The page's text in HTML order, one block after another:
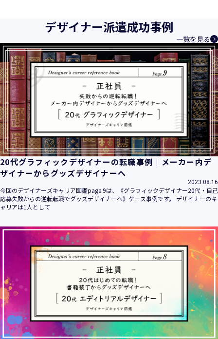
様、お取引先関係者の個人情報及び特定個人情報などを、人
材派遣サービス、人材紹介サービス、請負サービス、その
他、利用者の皆さまの「活躍の場の創造」と「就業の機会の
創出」に利用しています。また、従業者の情報及び特定個人
情報などを従業者管理に利用します。これらから当社にとっ
て個人情報及び特定個人情報の保護が重大な責務であると同
時に、個人情報などの保護を徹底することは企業の社会的責
務と認識しております。そこで、個人情報保護理念と自ら定
めた行動規範に基づき、社会的使命を十分に認識し、本人の
権利の保護、個人情報に関する法規制等を遵守致します。
また、以下に示す方針を具現化するための個人情報保護マネ
ジメントシステムを構築し、最新のＩＴ技術の動向、社会的
要請の変化、経営環境の変動等を常に認識しながら、その継
続的改善に、全社を挙げて取り組むことをここに宣言致しま
す。
当社は、事業の目的に適切な個人情報の取得・利用及び提供
を行い、特定された利用目的の達成に必要な範囲を超えた個
人情報の取扱いを行いません。また、そのための措置を講じ
当社は個人情報の取扱いに関する法令、国が定める指針その
他の規範を遵守致します。
当社は個人情報の漏えい、滅失、き損などのリスクに対して
は、合理的な安全対策を講じて防止する規程、体制を構築
し、継続的に向上させていきます。また、万一の際には速や
かに是正措置を講じます。
当社は個人情報取扱いに関する苦情及び相談に対しては、迅
速かつ誠実に対応致します。
個人情報保護マネジメントシステムは、当社を取り巻く環境
の変化と実情を踏まえ、適時・適切に見直して継続的に改善
をはかっていきます。
デザイナー派遣成功事例
一覧を見る
20代グラフィックデザイナーの転職事例｜メーカー内デ
ザイナーからグッズデザイナーへ
2023.08.16
今回のデザイナーズキャリア図鑑page.9は、《グラフィックデザイナー20代・自己
応募失敗からの逆転転職でグッズデザイナーへ》ケース事例です。 デザイナーのキ
ャリアは1人として